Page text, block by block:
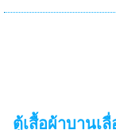
ตู้เสื้อผ้าบานเ